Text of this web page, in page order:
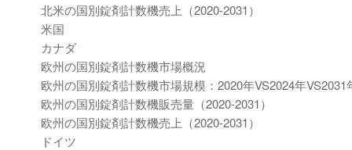
北米の国別錠剤計数機売上（2020-2031）
米国
カナダ
欧州の国別錠剤計数機市場概況
欧州の国別錠剤計数機市場規模：2020年VS2024年VS2031
欧州の国別錠剤計数機販売量（2020-2031）
欧州の国別錠剤計数機売上（2020-2031）
ドイツ